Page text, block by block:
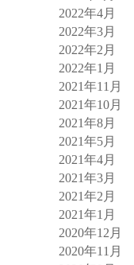
2022年4月
2022年3月
2022年2月
2022年1月
2021年11月
2021年10月
2021年8月
2021年5月
2021年4月
2021年3月
2021年2月
2021年1月
2020年12月
2020年11月